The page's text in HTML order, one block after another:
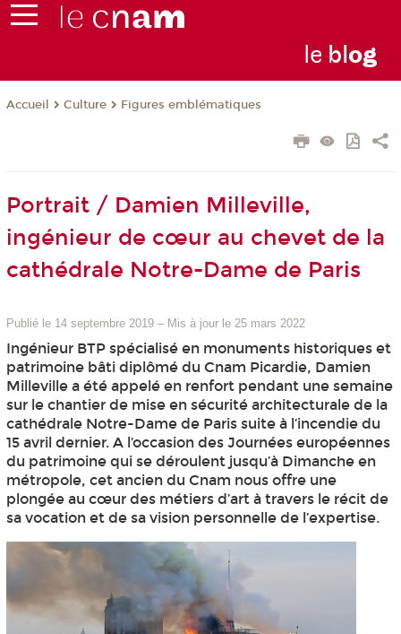
le blog
Accueil Culture Figures emblématiques
Portrait / Damien Milleville,
ingénieur de cœur au chevet de la
cathédrale Notre-Dame de Paris
Publié le 14 septembre 2019 – Mis à jour le 25 mars 2022
Ingénieur BTP spécialisé en monuments historiques et
patrimoine bâti diplômé du Cnam Picardie, Damien
Milleville a été appelé en renfort pendant une semaine
sur le chantier de mise en sécurité architecturale de la
cathédrale Notre-Dame de Paris suite à l’incendie du
15 avril dernier. A l’occasion des Journées européennes
du patrimoine qui se déroulent jusqu’à Dimanche en
métropole, cet ancien du Cnam nous offre une
plongée au cœur des métiers d’art à travers le récit de
sa vocation et de sa vision personnelle de l’expertise.